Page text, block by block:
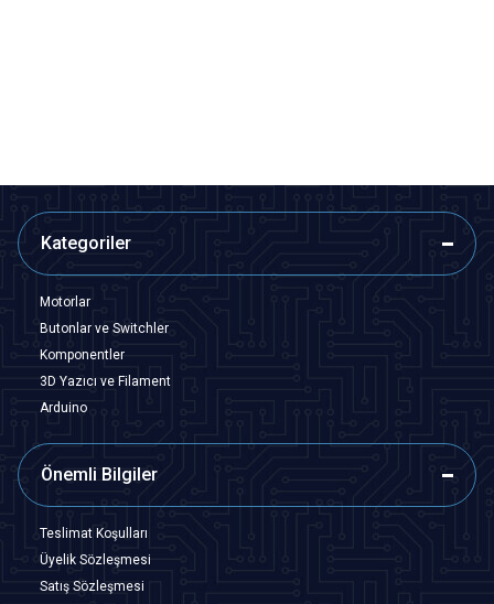
Kategoriler
Motorlar
Butonlar ve Switchler
Komponentler
3D Yazıcı ve Filament
Arduino
Önemli Bilgiler
Teslimat Koşulları
Üyelik Sözleşmesi
Satış Sözleşmesi